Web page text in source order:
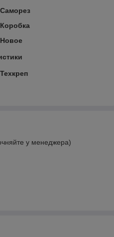
Саморез
Коробка
Новое
Техкреп
у менеджера)